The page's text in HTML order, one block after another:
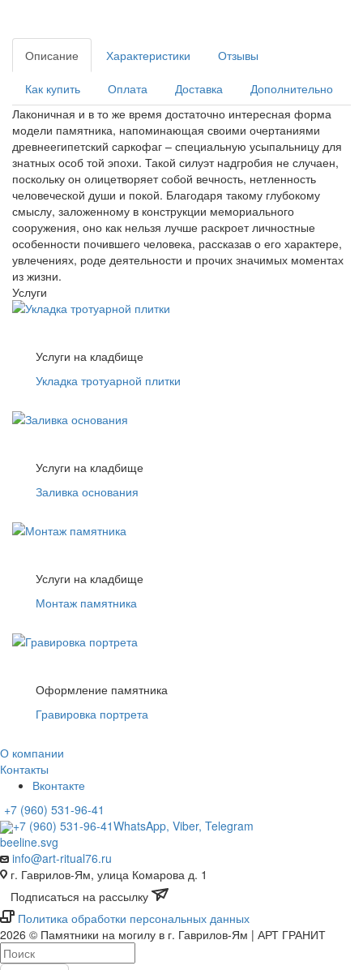
Описание Характеристики Отзывы
Как купить Оплата Доставка
Дополнительно
Лаконичная и в то же время достаточно интересная форма
модели памятника, напоминающая своими очертаниями
древнеегипетский саркофаг – специальную усыпальницу для
знатных особ той эпохи. Такой силуэт надгробия не случаен,
поскольку он олицетворяет собой вечность, нетленность
человеческой души и покой. Благодаря такому глубокому
смыслу, заложенному в конструкции мемориального
сооружения, оно как нельзя лучше раскроет личностные
особенности почившего человека, рассказав о его характере,
увлечениях, роде деятельности и прочих значимых моментах
из жизни.
Услуги
Услуги на кладбище
Укладка тротуарной плитки
Услуги на кладбище
Заливка основания
Услуги на кладбище
Монтаж памятника
Оформление памятника
Гравировка портрета
О компании
Контакты
Вконтакте
+7 (960) 531-96-41
+7 (960) 531-96-41WhatsApp, Viber, Telegram
info@art-ritual76.ru
г. Гаврилов-Ям, улица Комарова д. 1
Подписаться на рассылку
Политика обработки персональных данных
2026 © Памятники на могилу в г. Гаврилов-Ям | АРТ ГРАНИТ